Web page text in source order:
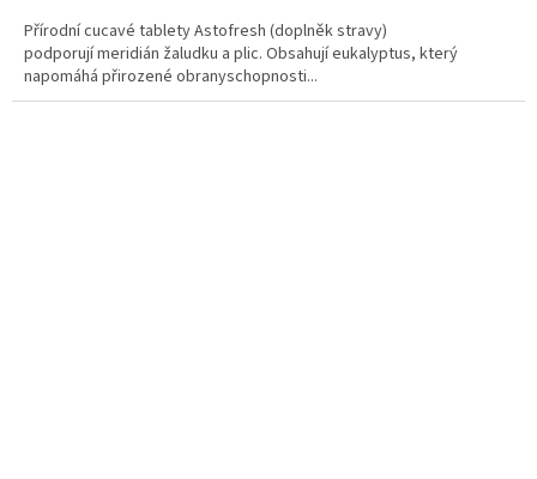
Přírodní cucavé tablety Astofresh (doplněk stravy)
podporují meridián žaludku a plic. Obsahují eukalyptus, který
napomáhá přirozené obranyschopnosti...